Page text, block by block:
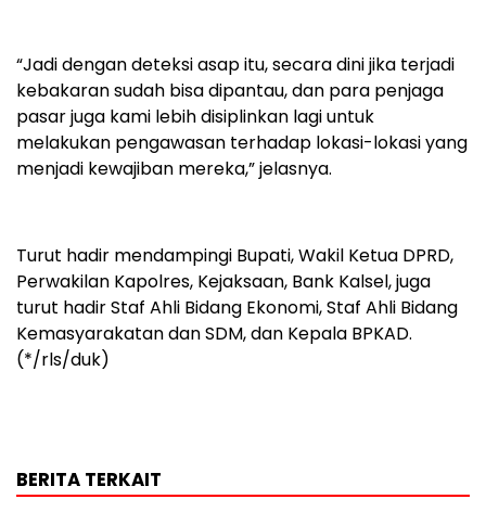
“Jadi dengan deteksi asap itu, secara dini jika terjadi
kebakaran sudah bisa dipantau, dan para penjaga
pasar juga kami lebih disiplinkan lagi untuk
melakukan pengawasan terhadap lokasi-lokasi yang
menjadi kewajiban mereka,” jelasnya.
Turut hadir mendampingi Bupati, Wakil Ketua DPRD,
Perwakilan Kapolres, Kejaksaan, Bank Kalsel, juga
turut hadir Staf Ahli Bidang Ekonomi, Staf Ahli Bidang
Kemasyarakatan dan SDM, dan Kepala BPKAD.
(*/rls/duk)
BERITA TERKAIT